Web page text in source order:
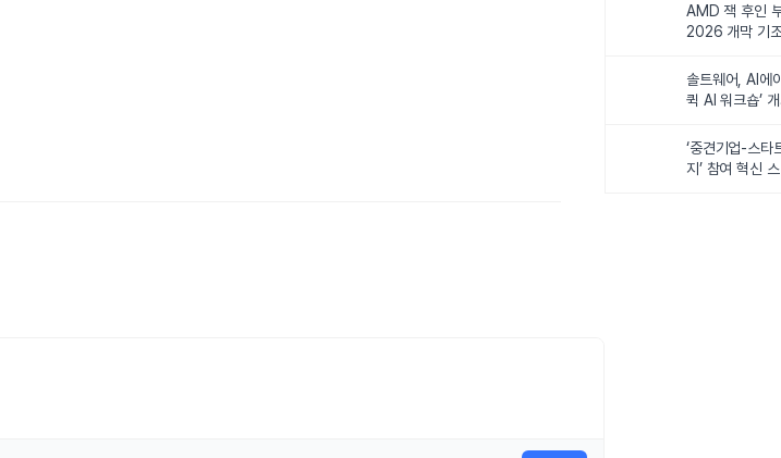
AMD 잭 후인
2026 개막 기
솔트웨어, AI에
퀵 AI 워크숍’
‘중견기업-스타
지’ 참여 혁신